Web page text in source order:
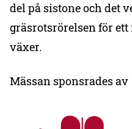
del på sistone och det
gräsrotsrörelsen för
växer.
Mässan sponsrades av